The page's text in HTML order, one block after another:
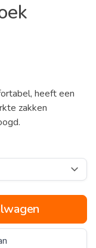
heeft een
zakken